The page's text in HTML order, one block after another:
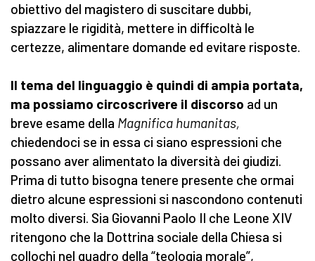
obiettivo del magistero di suscitare dubbi,
spiazzare le rigidità, mettere in difficoltà le
certezze, alimentare domande ed evitare risposte.
Il tema del linguaggio è quindi di ampia portata,
ma possiamo circoscrivere il discorso ad un
breve esame della Magnifica humanitas,
chiedendoci se in essa ci siano espressioni che
possano aver alimentato la diversità dei giudizi.
Prima di tutto bisogna tenere presente che ormai
dietro alcune espressioni si nascondono contenuti
molto diversi. Sia Giovanni Paolo II che Leone XIV
ritengono che la Dottrina sociale della Chiesa si
collochi nel quadro della “teologia morale”,